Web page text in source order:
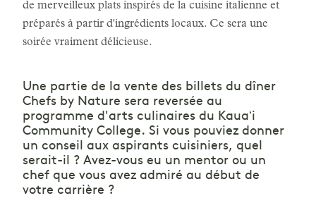
de merveilleux plats inspirés de la cuisine italienne et
préparés à partir d'ingrédients locaux. Ce sera une
soirée vraiment délicieuse.
Une partie de la vente des billets du dîner
Chefs by Nature sera reversée au
programme d'arts culinaires du Kauaʻi
Community College. Si vous pouviez donner
un conseil aux aspirants cuisiniers, quel
serait-il ? Avez-vous eu un mentor ou un
chef que vous avez admiré au début de
votre carrière ?